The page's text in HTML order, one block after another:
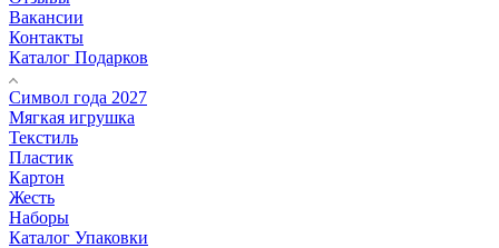
Вакансии
Контакты
Каталог Подарков
Символ года 2027
Мягкая игрушка
Текстиль
Пластик
Картон
Жесть
Наборы
Каталог Упаковки